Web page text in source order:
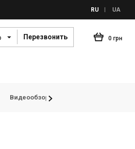
RU UA
Перезвонить 0 грн
Видеообзоры